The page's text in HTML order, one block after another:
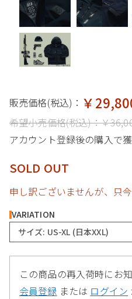
販売価格(税込)： ￥
希望小売価格(税込)：￥
アカウント登録後の購入で獲
SOLD OUT
申し訳ございませんが、只今
VARIATION
サイズ: US-XL (日本XXL)
この商品の再入荷時にお
会員登録 または ログイン